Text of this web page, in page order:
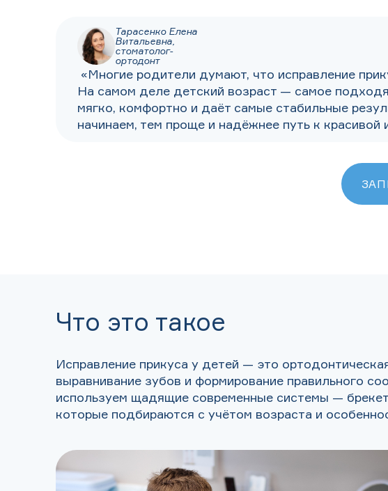
Тарасенко Елена
Витальевна,
стоматолог-
ортодонт
«Многие родители думают, что исправление
На самом деле детский возраст — самое
мягко, комфортно и даёт самые стабильные
начинаем, тем проще и надёжнее путь к красивой
Что это такое
Исправление прикуса у детей — это
выравнивание зубов и формирование правильного
используем щадящие современные системы —
которые подбираются с учётом возраста и